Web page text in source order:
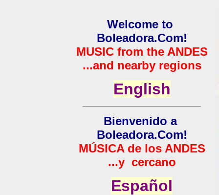
Welcome to
Boleadora.Com!
MUSIC from the ANDES
...and nearby regions
English
Bienvenido a
Boleadora.Com!
MÚSICA de los ANDES
...y cercano
Español